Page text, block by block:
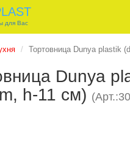
для Вас
Тортовница Dunya plastik
Dunya
h-11 см)